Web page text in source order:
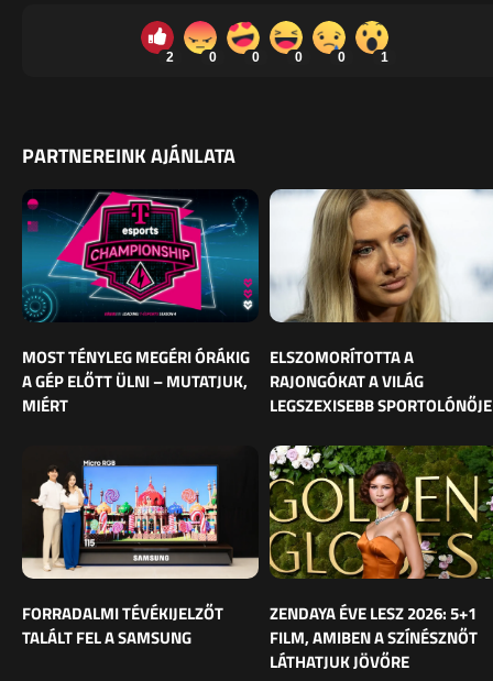
2 0 0 0 0 1
PARTNEREINK AJÁNLATA
MOST TÉNYLEG MEGÉRI ÓRÁKIG
A GÉP ELŐTT ÜLNI – MUTATJUK,
MIÉRT
ELSZOMORÍTOTTA A
RAJONGÓKAT A VILÁG
LEGSZEXISEBB SPORTOLÓNŐJE
FORRADALMI TÉVÉKIJELZŐT
TALÁLT FEL A SAMSUNG
ZENDAYA ÉVE LESZ 2026: 5+1
FILM, AMIBEN A SZÍNÉSZNŐT
LÁTHATJUK JÖVŐRE